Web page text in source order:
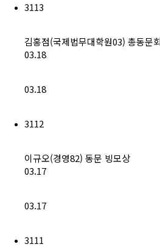
3113
김홍점(국제법무대학원03) 총동문
03.18
03.18
3112
이규오(경영82) 동문 빙모상
03.17
03.17
3111